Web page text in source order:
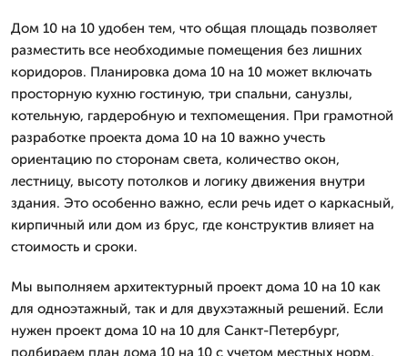
Дом 10 на 10 удобен тем, что общая площадь позволяет
разместить все необходимые помещения без лишних
коридоров. Планировка дома 10 на 10 может включать
просторную кухню гостиную, три спальни, санузлы,
котельную, гардеробную и техпомещения. При грамотной
разработке проекта дома 10 на 10 важно учесть
ориентацию по сторонам света, количество окон,
лестницу, высоту потолков и логику движения внутри
здания. Это особенно важно, если речь идет о каркасный,
кирпичный или дом из брус, где конструктив влияет на
стоимость и сроки.
Мы выполняем архитектурный проект дома 10 на 10 как
для одноэтажный, так и для двухэтажный решений. Если
нужен проект дома 10 на 10 для Санкт-Петербург,
подбираем план дома 10 на 10 с учетом местных норм,